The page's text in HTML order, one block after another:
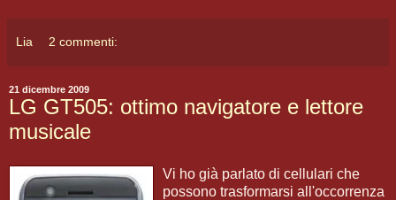
Lia 2 commenti:
21 dicembre 2009
LG GT505: ottimo navigatore e lettore
musicale
Vi ho già parlato di cellulari che
possono trasformarsi all'occorrenza